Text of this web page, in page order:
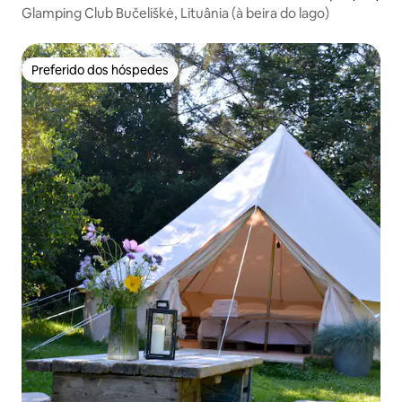
Glamping Club Bučeliškė, Lituânia (à beira do lago)
Preferido dos hóspedes
Preferido dos hóspedes